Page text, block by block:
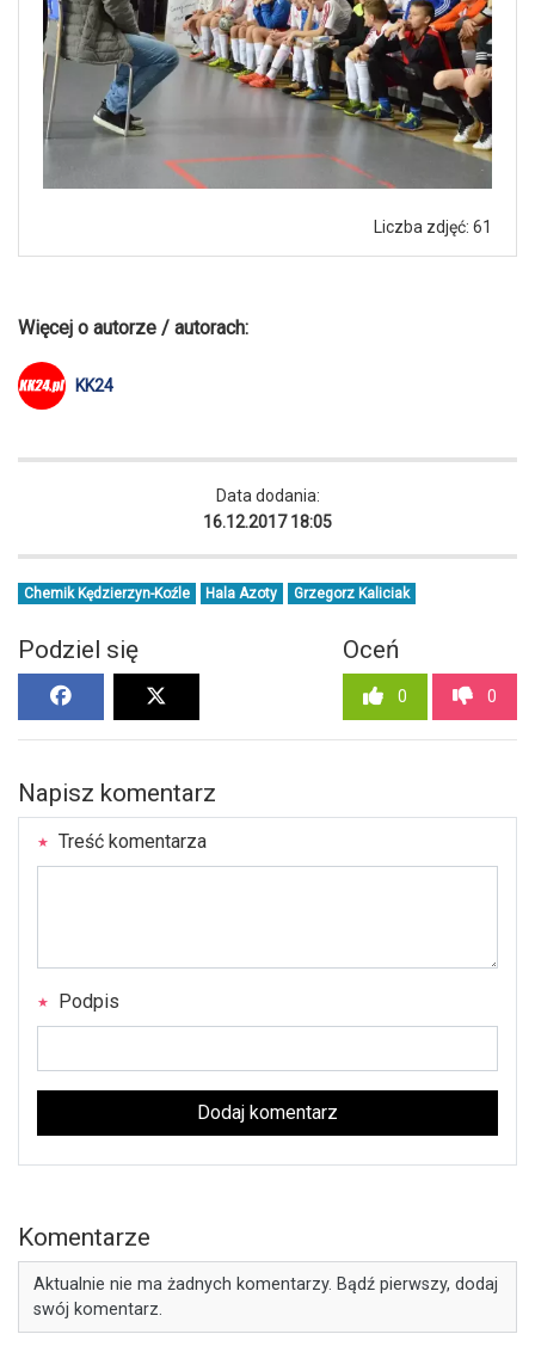
Liczba zdjęć: 61
Więcej o autorze / autorach:
KK24
Data dodania:
16.12.2017 18:05
Chemik Kędzierzyn-Koźle Hala Azoty Grzegorz Kaliciak
Podziel się Oceń
0 0
Napisz komentarz
Treść komentarza
Podpis
Dodaj komentarz
Komentarze
Aktualnie nie ma żadnych komentarzy. Bądź pierwszy, dodaj
swój komentarz.